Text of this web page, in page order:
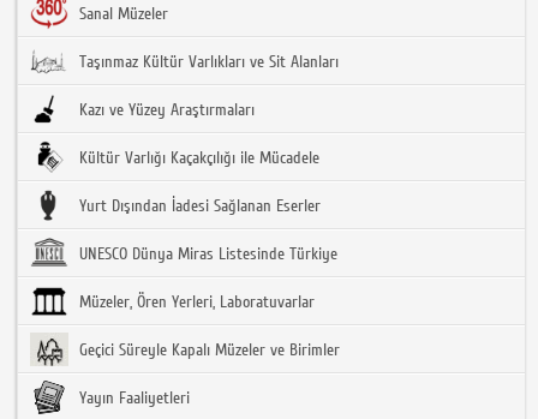
Sanal Müzeler
Taşınmaz Kültür Varlıkları ve Sit Alanları
Kazı ve Yüzey Araştırmaları
Kültür Varlığı Kaçakçılığı ile Mücadele
Yurt Dışından İadesi Sağlanan Eserler
UNESCO Dünya Miras Listesinde Türkiye
Müzeler, Ören Yerleri, Laboratuvarlar
Geçici Süreyle Kapalı Müzeler ve Birimler
Yayın Faaliyetleri